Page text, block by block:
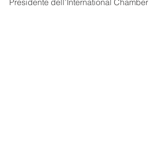
Presidente dell’International Chamber